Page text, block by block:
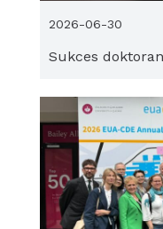
Sukces
2026-06-30